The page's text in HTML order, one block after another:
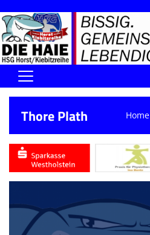
Home
Handball-Förderverein der Haie
UNSERE SPORTHALLEN
Training & Termine
Thore Plath Home